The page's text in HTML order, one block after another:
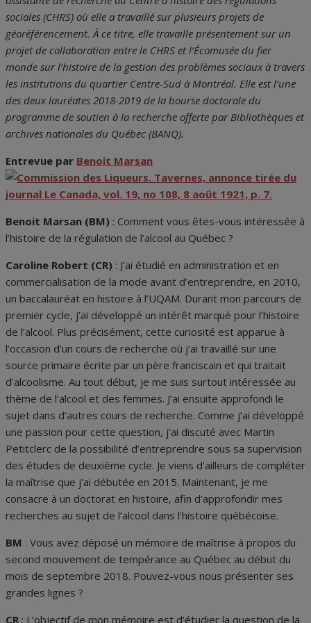
sociales (CHRS) où elle a travaillé sur plusieurs projets de
géoréférencement. À ce titre, elle travaille présentement sur un
projet de collaboration entre le CHRS et l’Écomusée du fier
monde sur l’histoire de la gestion des problèmes sociaux à travers
les institutions du quartier Centre-Sud à Montréal. Elle est l’une
des deux lauréates 2018-2019 de la bourse doctorale du
programme de soutien à la recherche offerte par Bibliothèques et
archives nationales du Québec (BANQ).
Entrevue par Benoit Marsan
Benoit Marsan (BM) : Comment vous êtes-vous intéressée à
l’histoire de la régulation de l’alcool au Québec ?
Caroline Robert (CR) : J’ai étudié en administration et en
commercialisation de la mode avant d’entreprendre, en 2010,
un baccalauréat en histoire à l’UQAM. Durant mon parcours de
premier cycle, j’ai développé un intérêt marqué pour l’histoire
de l’alcool. Plus précisément, cette curiosité est apparue à
l’occasion d’un cours de recherche où j’ai travaillé sur une
source primaire écrite par un père franciscain et qui traitait
d’alcoolisme. Au tout début, je me suis surtout intéressée au
thème de l’alcool et des femmes. J’ai ensuite approfondi le
sujet dans d’autres cours de recherche. Comme j’ai développé
une passion pour cette question, j’ai discuté avec Martin
Petitclerc de la possibilité d’entreprendre sous sa supervision
des études de deuxième cycle. Je viens d’ailleurs de compléter
la maîtrise que j’ai débutée en 2015. Maintenant, je me
consacre à un doctorat en histoire, afin d’approfondir mes
recherches au sujet de l’alcool dans l’histoire québécoise.
BM : Vous avez déposé un mémoire de maîtrise à propos du
second mouvement de tempérance au Québec au début du
mois de septembre 2018. Pouvez-vous nous présenter ses
grandes lignes ?
CR : L’objectif de mon mémoire est d’étudier la question de la